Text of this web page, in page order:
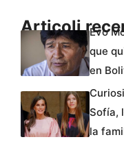
Articoli
Evo
que
en
Sofía,
la